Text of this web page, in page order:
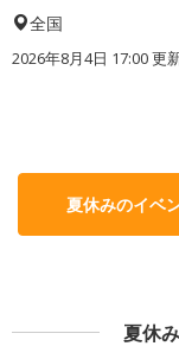
全国
2026年8月4日 17:00更
夏休みのイベ
夏休